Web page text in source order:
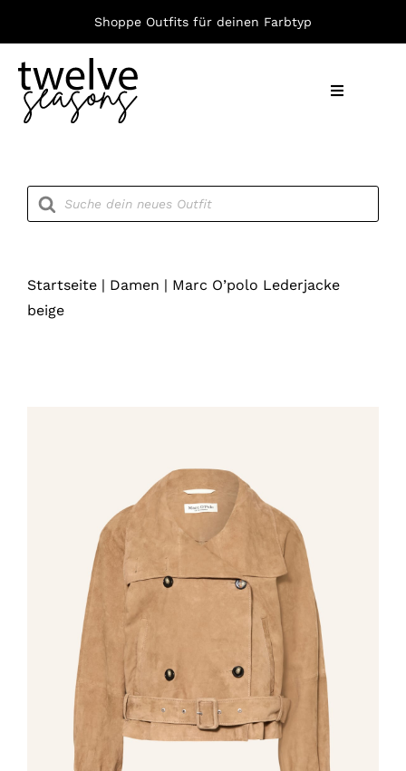
springen
Shoppe Outfits für deinen Farbtyp
Toggle
Products
search
Startseite| Damen | Marc O’polo Lederjacke
beige